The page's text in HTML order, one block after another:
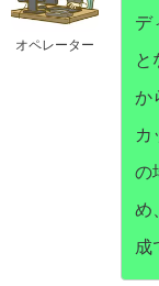
オペレーター
デ
と
か
カ
の
め
成